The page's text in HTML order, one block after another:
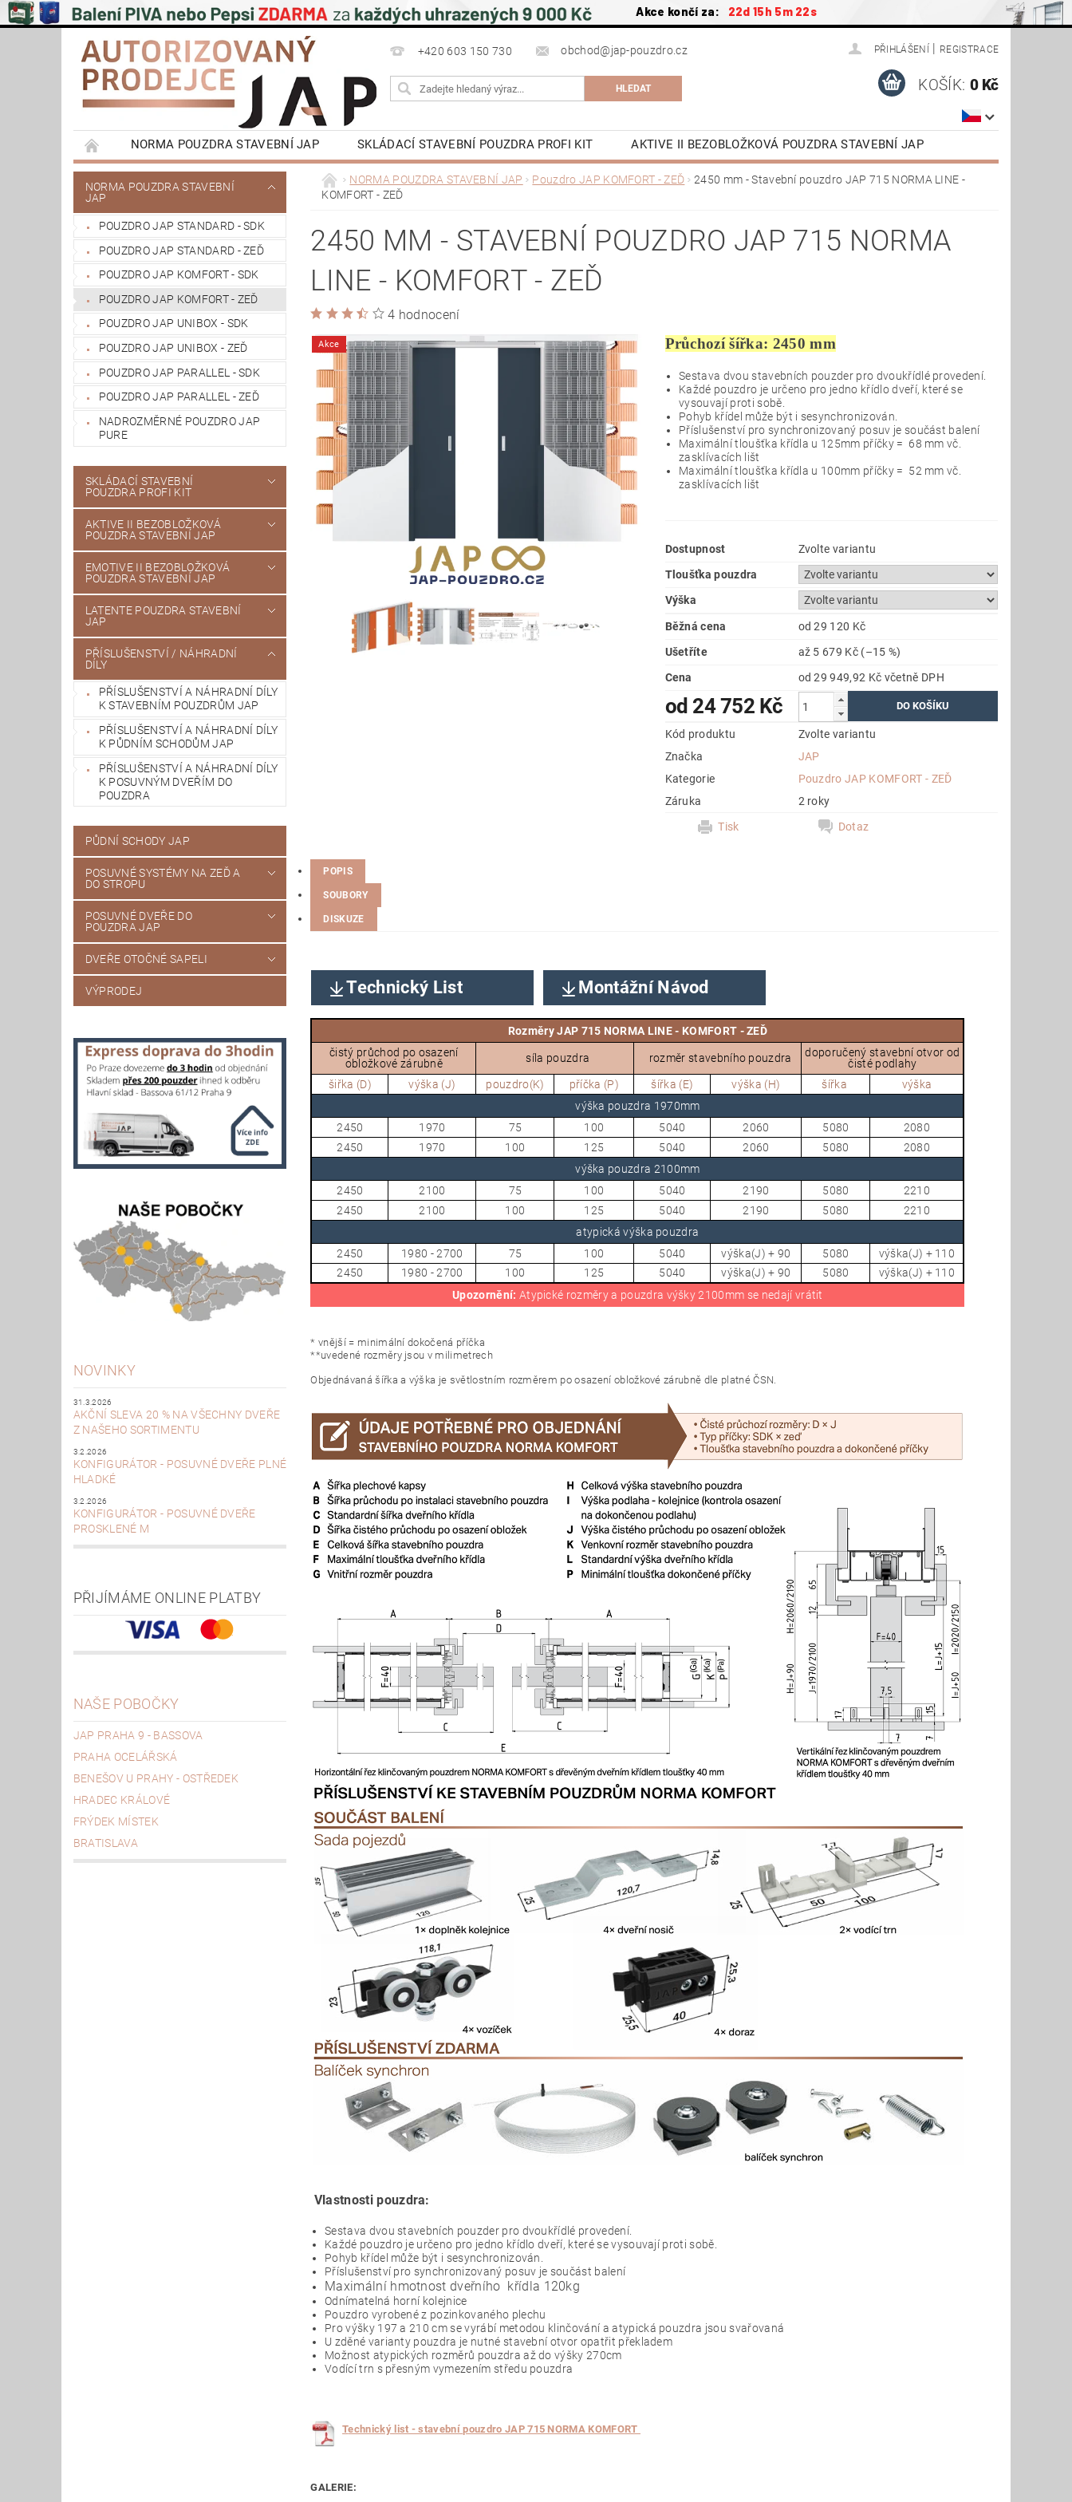
Akce končí za: 22d 15h 5m 21s
+420 603 150 730 obchod@jap-pouzdro.cz PŘIHLÁŠENÍ REGISTRACE
KOŠÍK: 0 Kč
NORMA POUZDRA STAVEBNÍ JAP SKLÁDACÍ STAVEBNÍ POUZDRA PROFI KIT
AKTIVE II BEZOBLOŽKOVÁ POUZDRA STAVEBNÍ JAP
EMOTIVE II BEZOBLOŽKOVÁ POUZDRA STAVEBNÍ JAP
LATENTE POUZDRA STAVEBNÍ JAP
PŘÍSLUŠENSTVÍ / NÁHRADNÍ DÍLY
PŮDNÍ SCHODY JAP
POSUVNÉ SYSTÉMY NA ZEĎ A DO STROPU
VÝPRODEJ
OBCHODNÍ PODMÍNKY OCHRANA OSOBNÍCH ÚDAJŮ NAPIŠTE NÁM KE STAŽENÍ
VIDEONÁVODY
REFERENCE ZÁKAZNÍKŮ
NAŠE POBOČKY
NORMA POUZDRA STAVEBNÍ
JAP
POUZDRO JAP STANDARD - SDK
POUZDRO JAP STANDARD - ZEĎ
POUZDRO JAP KOMFORT - SDK
POUZDRO JAP KOMFORT - ZEĎ
POUZDRO JAP UNIBOX - SDK
POUZDRO JAP UNIBOX - ZEĎ
POUZDRO JAP PARALLEL - SDK
POUZDRO JAP PARALLEL - ZEĎ
NADROZMĚRNÉ POUZDRO JAP
PURE
SKLÁDACÍ STAVEBNÍ
POUZDRA PROFI KIT
AKTIVE II BEZOBLOŽKOVÁ
POUZDRA STAVEBNÍ JAP
EMOTIVE II BEZOBLOŽKOVÁ
POUZDRA STAVEBNÍ JAP
LATENTE POUZDRA STAVEBNÍ
JAP
PŘÍSLUŠENSTVÍ / NÁHRADNÍ
DÍLY
PŘÍSLUŠENSTVÍ A NÁHRADNÍ DÍLY
K STAVEBNÍM POUZDRŮM JAP
PŘÍSLUŠENSTVÍ A NÁHRADNÍ DÍLY
K PŮDNÍM SCHODŮM JAP
PŘÍSLUŠENSTVÍ A NÁHRADNÍ DÍLY
K POSUVNÝM DVEŘÍM DO
POUZDRA
PŮDNÍ SCHODY JAP
POSUVNÉ SYSTÉMY NA ZEĎ A
DO STROPU
POSUVNÉ DVEŘE DO
POUZDRA JAP
DVEŘE OTOČNÉ SAPELI
VÝPRODEJ
NOVINKY
31.3.2026
AKČNÍ SLEVA 20 % NA VŠECHNY DVEŘE
Z NAŠEHO SORTIMENTU
3.2.2026
KONFIGURÁTOR - POSUVNÉ DVEŘE PLNÉ
HLADKÉ
3.2.2026
KONFIGURÁTOR - POSUVNÉ DVEŘE
PROSKLENÉ M
PŘIJÍMÁME ONLINE PLATBY
NAŠE POBOČKY
JAP PRAHA 9 - BASSOVA
PRAHA OCELÁŘSKÁ
BENEŠOV U PRAHY - OSTŘEDEK
HRADEC KRÁLOVÉ
FRÝDEK MÍSTEK
BRATISLAVA
NORMA POUZDRA STAVEBNÍ JAP Pouzdro JAP KOMFORT - ZEĎ
2450 mm - Stavební pouzdro JAP 715 NORMA LINE -
KOMFORT - ZEĎ
2450 MM - STAVEBNÍ POUZDRO JAP 715 NORMA
LINE - KOMFORT - ZEĎ
4 hodnocení
Akce Průchozí šířka: 2450 mm
Sestava dvou stavebních pouzder pro dvoukřídlé provedení.
Každé pouzdro je určeno pro jedno křídlo dveří, které se
vysouvají proti sobě.
Pohyb křídel může být i sesynchronizován.
Příslušenství pro synchronizovaný posuv je součást balení
Maximální tloušťka křídla u 125mm příčky = 68 mm vč.
zasklívacích lišt
Maximální tloušťka křídla u 100mm příčky = 52 mm vč.
zasklívacích lišt
Dostupnost
Zvolte variantu
Tloušťka pouzdra
Výška
Běžná cena
od 29 120 Kč
Ušetříte
až 5 679 Kč (–15 %)
Cena
od 29 949,92 Kč včetně DPH
od 24 752 Kč
Kód produktu
Zvolte variantu
Značka
JAP
Kategorie
Pouzdro JAP KOMFORT - ZEĎ
Záruka
2 roky
Tisk
Dotaz
POPIS
SOUBORY
DISKUZE
Technický List Montážní Návod
Rozměry JAP 715 NORMA LINE - KOMFORT - ZEĎ
čistý průchod po osazení
obložkové zárubně
síla pouzdra rozměr stavebního pouzdra
doporučený stavební otvor od
čisté podlahy
šiřka (D)
výška (J) pouzdro(K) příčka (P) šířka (E) výška (H) šířka
výška
výška pouzdra 1970mm
2450
1970 75 100 5040 2060 5080
2080
2450
1970 100 125 5040 2060 5080
2080
výška pouzdra 2100mm
2450
2100 75 100 5040 2190 5080
2210
2450
2100 100 125 5040 2190 5080
2210
atypická výška pouzdra
2450
1980 - 2700 75 100 5040 výška(J) + 90 5080
výška(J) + 110
2450
1980 - 2700 100 125 5040 výška(J) + 90 5080
výška(J) + 110
Upozornění: Atypické rozměry a pouzdra výšky 2100mm se nedají vrátit
* vnější = minimální dokočená příčka
**uvedené rozměry jsou v milimetrech
Objednávaná šířka a výška je světlostním rozměrem po osazení obložkové zárubně dle platné ČSN.
Vlastnosti pouzdra:
Sestava dvou stavebních pouzder pro dvoukřídlé provedení.
Každé pouzdro je určeno pro jedno křídlo dveří, které se vysouvají proti sobě.
Pohyb křídel může být i sesynchronizován.
Příslušenství pro synchronizovaný posuv je součást balení
Maximální hmotnost dveřního křídla 120kg
Odnímatelná horní kolejnice
Pouzdro vyrobené z pozinkovaného plechu
Pro výšky 197 a 210 cm se vyrábí metodou klinčování a atypická pouzdra jsou svařovaná
U zděné varianty pouzdra je nutné stavební otvor opatřit překladem
Možnost atypických rozměrů pouzdra až do výšky 270cm
Vodící trn s přesným vymezením středu pouzdra
Technický list - stavební pouzdro JAP 715 NORMA KOMFORT
GALERIE: